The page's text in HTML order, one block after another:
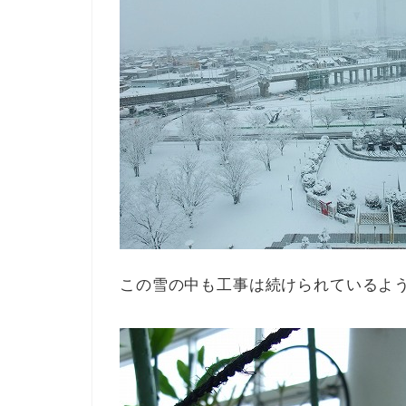
この雪の中も工事は続けられているよ